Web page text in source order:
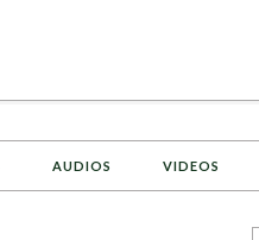
AUDIOS VIDEOS